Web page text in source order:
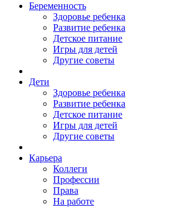
Беременность
Здоровье ребенка
Развитие ребенка
Детское питание
Игры для детей
Другие советы
Дети
Здоровье ребенка
Развитие ребенка
Детское питание
Игры для детей
Другие советы
Карьера
Коллеги
Профессии
Права
На работе